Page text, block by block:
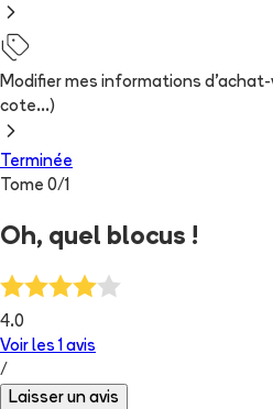
Modifier mes informations
cote...)
Terminée
Tome 0/1
Oh, quel blocus !
4.0
Voir les 1 avis
/
Laisser un avis